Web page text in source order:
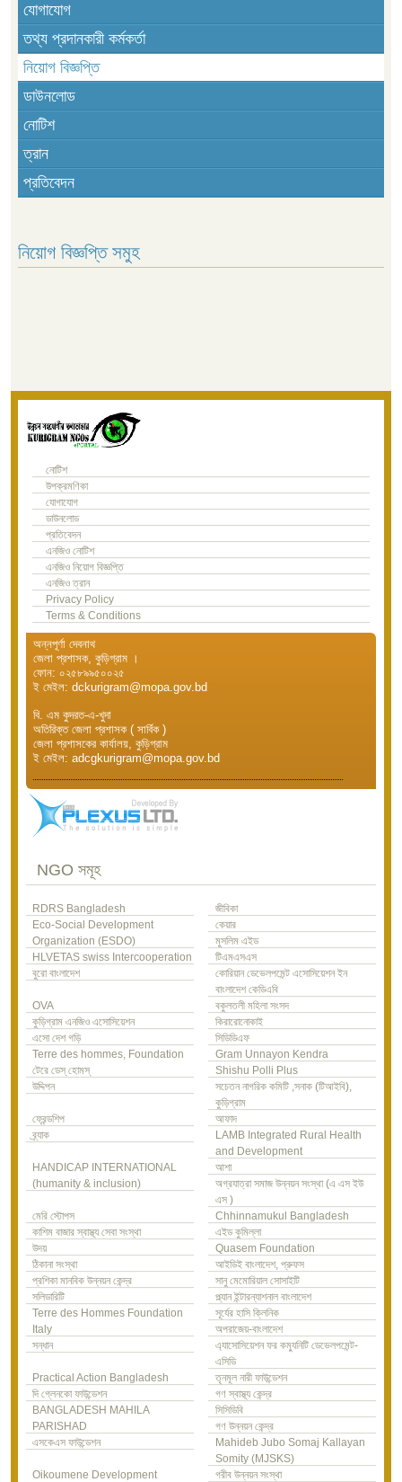
যোগাযোগ
তথ্য প্রদানকারী কর্মকর্তা
নিয়োগ বিজ্ঞপ্তি
ডাউনলোড
নোটিশ
ত্রান
প্রতিবেদন
নিয়োগ বিজ্ঞপ্তি সমুহ
নোটিশ
উপক্রমণিকা
যোগাযোগ
ডাউনলোড
প্রতিবেদন
এনজিও নোটিশ
এনজিও নিয়োগ বিজ্ঞপ্তি
এনজিও ত্রান
Privacy Policy
Terms & Conditions
অন্নপূর্ণা দেবনাথ
জেলা প্রশাসক, কুড়িগ্রাম ।
ফোন: ০২৫৮৯৯৫০০২৫
ই মেইল: dckurigram@mopa.gov.bd
বি. এম কুদরত-এ-খুদা
অতিরিক্ত জেলা প্রশাসক ( সার্বিক )
জেলা প্রশাসকের কার্যালয়, কুড়িগ্রাম
ই মেইল: adcgkurigram@mopa.gov.bd
NGO সমূহ
RDRS Bangladesh
জীবিকা
Eco-Social Development
Organization (ESDO)
কেয়ার
মুসলিম এইড
HLVETAS swiss Intercooperation
টিএমএসএস
বুরো বাংলাদেশ
কোরিয়ান ডেভেলপমেন্ট এসোসিয়েশন ইন
বাংলাদেশ কেডিএবি
OVA
বকুলতলী মহিলা সংসদ
কুড়িগ্রাম এনজিও এসোসিয়েশন
কিরারোনোকাই
এসো দেশ গড়ি
সিডিডিএফ
Terre des hommes, Foundation
টেরে ডেস্ হোমস্
Gram Unnayon Kendra
Shishu Polli Plus
উদ্দিপন
সচেতন নাগরিক কমিটি ,সনাক (টিআইবি),
কুড়িগ্রাম
ফ্রেন্ডশিপ
আফাদ
ব্র্যাক
LAMB Integrated Rural Health
and Development
HANDICAP INTERNATIONAL
(humanity & inclusion)
আশা
অগ্রযাত্রা সমাজ উন্নয়ন সংস্থা (এ এস ইউ
এস )
মেরি স্টোপস
Chhinnamukul Bangladesh
কাশিম বাজার স্বাস্থ্য সেবা সংস্থা
এইড কুমিল্লা
উদয়
Quasem Foundation
ঠিকানা সংস্থা
আইডিই বাংলাদেশ, প্রুফস
প্রশিকা মানবিক উন্নয়ন কেন্দ্র
সানু মেমোরিয়াল সোসাইটি
সলিডারিটি
প্ল্যান ইন্টারন্যাশনাল বাংলাদেশ
Terre des Hommes Foundation
Italy
সূর্যের হাসি ক্লিনিক
অপরাজেয়-বাংলাদেশ
সন্ধান
এ্যাসোসিয়েশন ফর কম্যুনিটি ডেভেলপমেন্ট-
এসিডি
Practical Action Bangladesh
তৃনমূল নারী ফাউন্ডেশন
দি গ্লেনকো ফাউন্ডেশন
গণ স্বাস্থ্য কেন্দ্র
BANGLADESH MAHILA
PARISHAD
সিসিডিবি
গণ উন্নয়ন কেন্দ্র
এসকেএস ফাউন্ডেশন
Mahideb Jubo Somaj Kallayan
Somity (MJSKS)
Oikoumene Development
গরীব উন্নয়ন সংস্থা